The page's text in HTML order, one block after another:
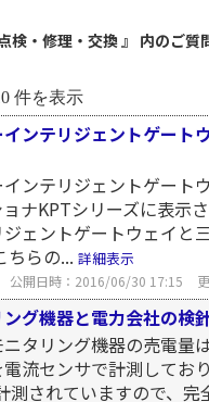
点検・修理・交換 』 内のご質
件を表示
ンテリジェントゲート
ンテリジェントゲート
ナKPTシリーズに表示
ェントゲートウェイと
ちらの... 詳細表示
公開日時：2016/06/30 17:15
グ機器と電力会社の検
タリング機器の売電量
流センサで計測してお
測されていますので、